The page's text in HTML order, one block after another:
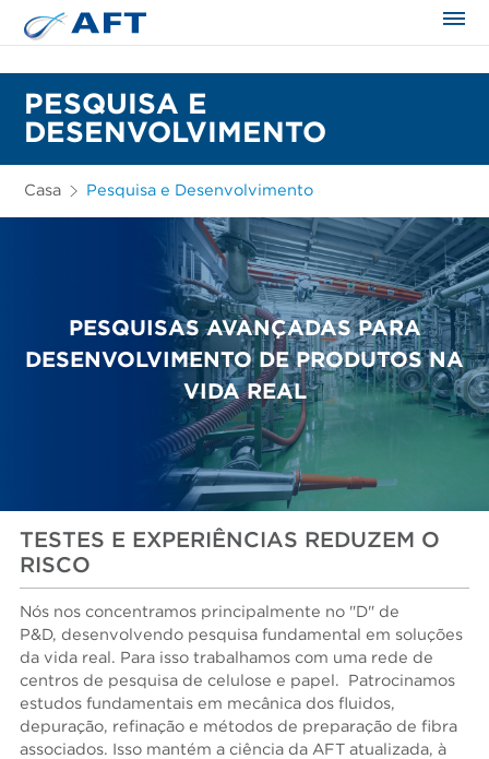
PESQUISA E
DESENVOLVIMENTO
Casa Pesquisa e Desenvolvimento
PESQUISAS AVANÇADAS PARA
DESENVOLVIMENTO DE PRODUTOS NA
VIDA REAL
TESTES E EXPERIÊNCIAS REDUZEM O
RISCO
Nós nos concentramos principalmente no "D" de
P&D, desenvolvendo pesquisa fundamental em soluções
da vida real. Para isso trabalhamos com uma rede de
centros de pesquisa de celulose e papel. Patrocinamos
estudos fundamentais em mecânica dos fluidos,
depuração, refinação e métodos de preparação de fibra
associados. Isso mantém a ciência da AFT atualizada, à